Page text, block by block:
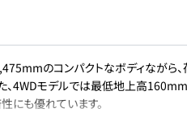
のコンパクトなボディながら
4WDモデルでは最低地上高
にも優れています。